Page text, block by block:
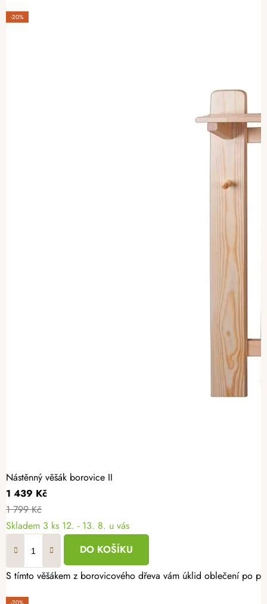
-20%
Nástěnný věšák borovice II
1 439 Kč
1 799 Kč
Skladem 3 ks 12. - 13. 8. u vás
DO KOŠÍKU
S tímto věšákem z borovicového dřeva vám úklid oblečení po